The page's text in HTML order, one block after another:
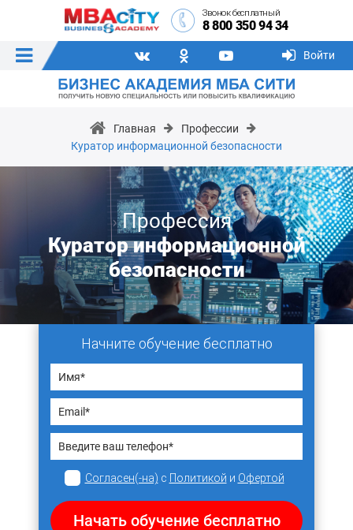
Звонок бесплатный
8 800 350 94 34
Войти
Главная
Профессии
Куратор информационной безопасности
Профессия
Куратор информационной
безопасности
Начните обучение бесплатно
Согласен(-на) с Политикой и Офертой
Начать обучение бесплатно